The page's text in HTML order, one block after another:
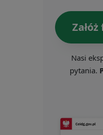
Nasi
pytania.